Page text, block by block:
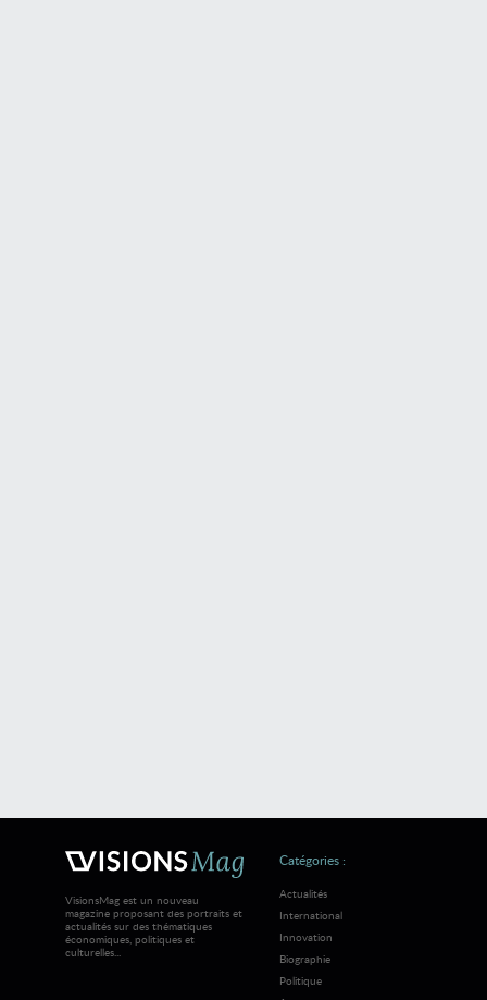
VisionsMag est un nouveau
magazine proposant des portraits et
actualités sur des thématiques
économiques, politiques et
culturelles...
Catégories :
Actualités
International
Innovation
Biographie
Politique